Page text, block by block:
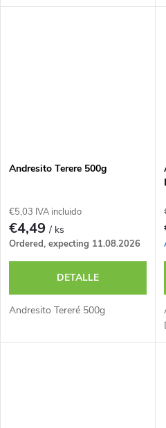
Andresito Terere 500g
€5,03 IVA incluido
€4,49/ ks
Ordered, expecting 11.08.2026
DETALLE
Andresito Tereré 500g